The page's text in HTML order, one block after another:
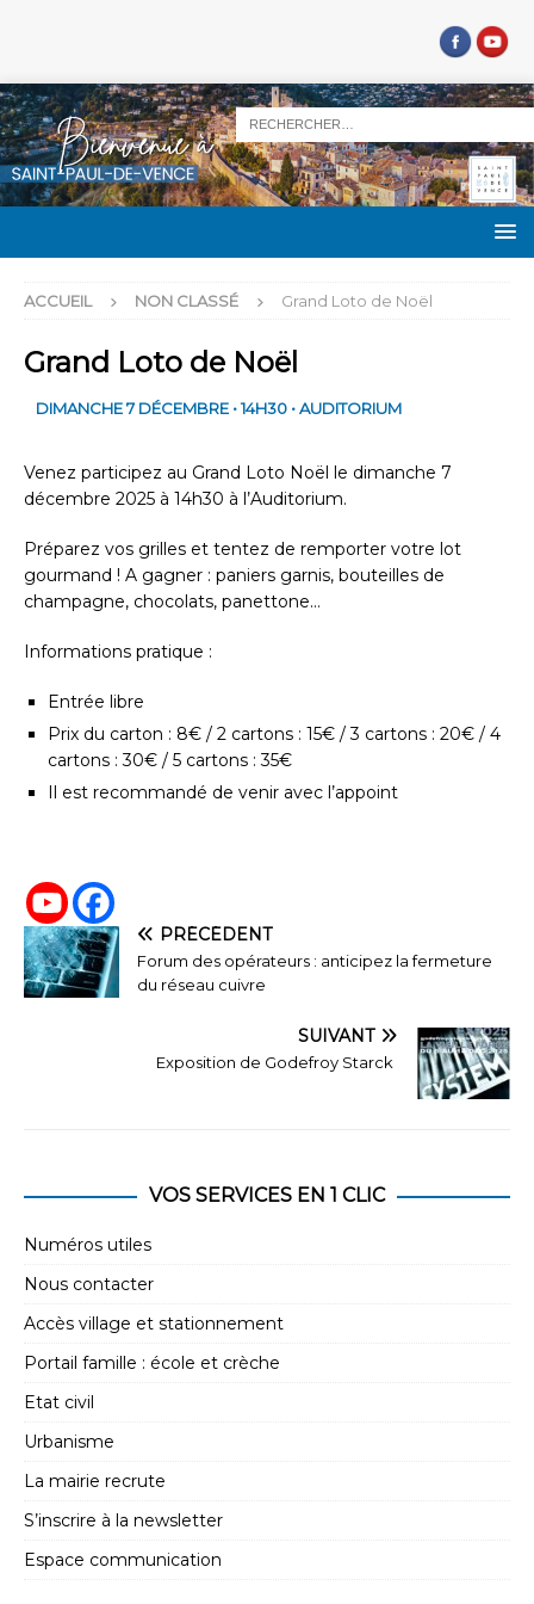
ACCUEIL NON CLASSÉ Grand Loto de Noël
Grand Loto de Noël
DIMANCHE 7 DÉCEMBRE • 14H30 • AUDITORIUM
Venez participez au Grand Loto Noël le dimanche 7
décembre 2025 à 14h30 à l’Auditorium.
Préparez vos grilles et tentez de remporter votre lot
gourmand ! A gagner : paniers garnis, bouteilles de
champagne, chocolats, panettone…
Informations pratique :
Entrée libre
Prix du carton : 8€ / 2 cartons : 15€ / 3 cartons : 20€ / 4
cartons : 30€ / 5 cartons : 35€
Il est recommandé de venir avec l’appoint
PRÉCÉDENT
Forum des opérateurs : anticipez la fermeture
du réseau cuivre
SUIVANT
Exposition de Godefroy Starck
VOS SERVICES EN 1 CLIC
Numéros utiles
Nous contacter
Accès village et stationnement
Portail famille : école et crèche
Etat civil
Urbanisme
La mairie recrute
S’inscrire à la newsletter
Espace communication